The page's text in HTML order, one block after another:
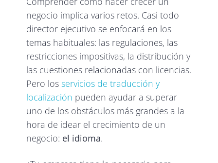
negocio implica varios retos. Casi todo
director ejecutivo se enfocará en los
temas habituales: las regulaciones, las
restricciones impositivas, la distribución y
las cuestiones relacionadas con licencias.
Pero los servicios de traducción y
localización pueden ayudar a superar
uno de los obstáculos más grandes a la
hora de idear el crecimiento de un
negocio: el idioma.